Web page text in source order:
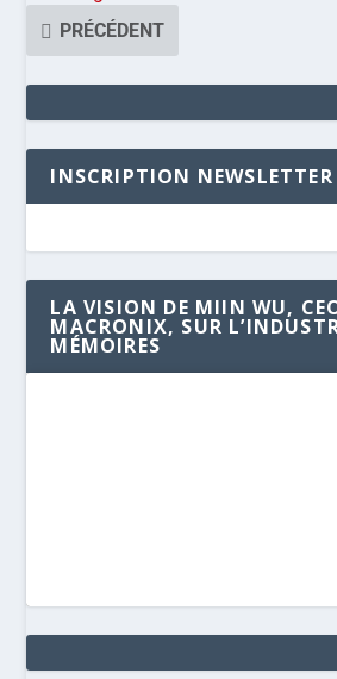
PRÉCÉDENT
INSCRIPTION NEWSLETTER
LA VISION DE MIIN WU,
MACRONIX, SUR
MÉMOIRES